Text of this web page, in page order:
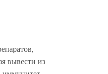
вывести из